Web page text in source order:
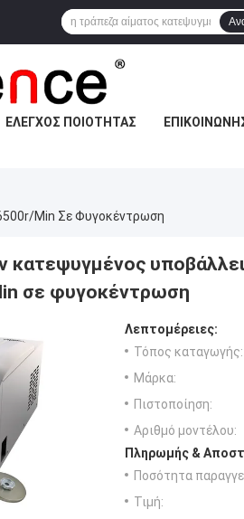
ΈΛΕΓΧΟΣ ΠΟΙΌΤΗΤΑΣ
Min Σε Φυγοκέντρωση
κατεψυγμένος
σε φυγοκέντρωση
Λεπτομέρειες:
Τόπος καταγωγής:
Μάρκα:
Πιστοποίηση:
Αριθμό μοντέλου:
Πληρωμής &
Ποσότητα
Τιμή: